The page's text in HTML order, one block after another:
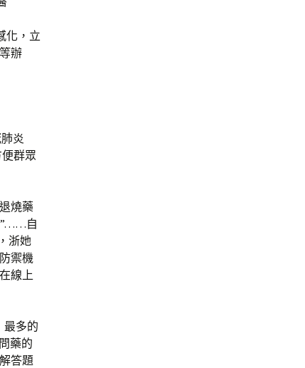
化，立
辦
炎
群眾
燒藥
”……自
浙她
禦機
線上
最多的
藥的
答題